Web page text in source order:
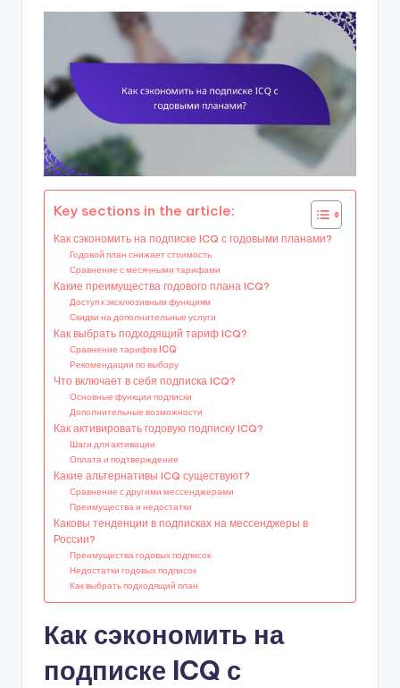
Key sections in the article:
Как сэкономить на подписке ICQ с годовыми планами?
Годовой план снижает стоимость
Сравнение с месячными тарифами
Какие преимущества годового плана ICQ?
Доступ к эксклюзивным функциям
Скидки на дополнительные услуги
Как выбрать подходящий тариф ICQ?
Сравнение тарифов ICQ
Рекомендации по выбору
Что включает в себя подписка ICQ?
Основные функции подписки
Дополнительные возможности
Как активировать годовую подписку ICQ?
Шаги для активации
Оплата и подтверждение
Какие альтернативы ICQ существуют?
Сравнение с другими мессенджерами
Преимущества и недостатки
Каковы тенденции в подписках на мессенджеры в
России?
Преимущества годовых подписок
Недостатки годовых подписок
Как выбрать подходящий план
Как сэкономить на
подписке ICQ с